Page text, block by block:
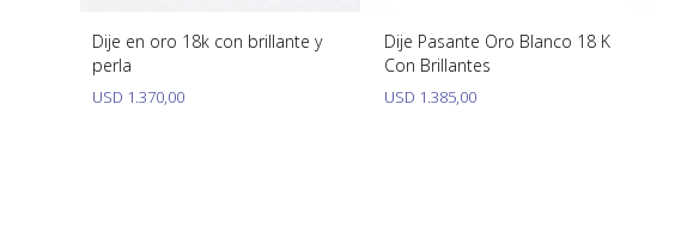
Dije en oro 18k con brillante y
perla
USD 1.370,00
Dije Pasante Oro Blanco 18 K
Con Brillantes
USD 1.385,00